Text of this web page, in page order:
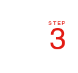
3
STEP